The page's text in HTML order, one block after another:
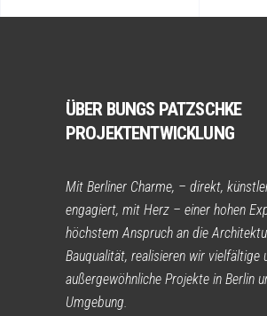
ÜBER BUNGS PATZSCHKE
PROJEKTENTWICKLUNG
Mit Berliner Charme, – direkt,
engagiert, mit Herz – einer hohen
höchstem Anspruch an die
Bauqualität, realisieren wir vielfältige
außergewöhnliche Projekte in Berlin
Umgebung.